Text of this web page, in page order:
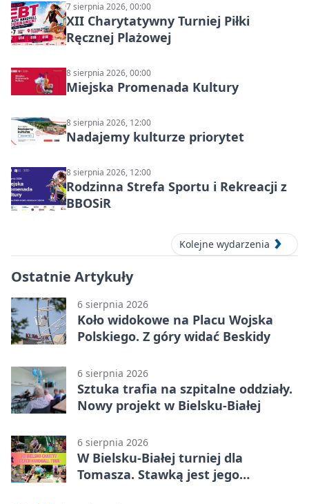
7 sierpnia 2026, 00:00
XII Charytatywny Turniej Piłki
Ręcznej Plażowej
8 sierpnia 2026, 00:00
Miejska Promenada Kultury
8 sierpnia 2026, 12:00
Nadajemy kulturze priorytet
8 sierpnia 2026, 12:00
Rodzinna Strefa Sportu i Rekreacji z
BBOSiR
Kolejne wydarzenia
Ostatnie Artykuły
6 sierpnia 2026
Koło widokowe na Placu Wojska
Polskiego. Z góry widać Beskidy
6 sierpnia 2026
Sztuka trafia na szpitalne oddziały.
Nowy projekt w Bielsku-Białej
6 sierpnia 2026
W Bielsku-Białej turniej dla
Tomasza. Stawką jest jego